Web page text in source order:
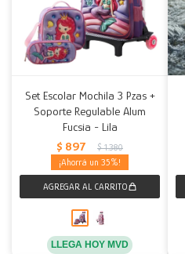
Set Escolar Mochila 3 Pzas +
Soporte Regulable Alum
Fucsia - Lila
$ 897 $ 1.380
35
LLEGA HOY MVD